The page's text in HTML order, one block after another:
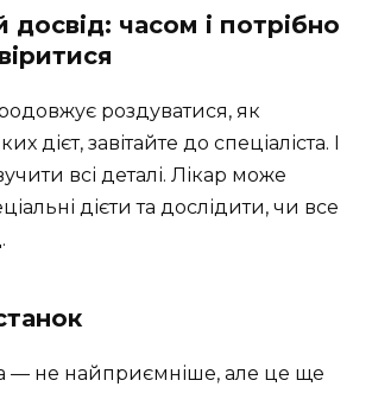
часом і потрібно
роздуватися, як
дієт, завітайте до спеціаліста. І
всі деталі. Лікар може
дієти та дослідити, чи все
— не найприємніше, але це ще